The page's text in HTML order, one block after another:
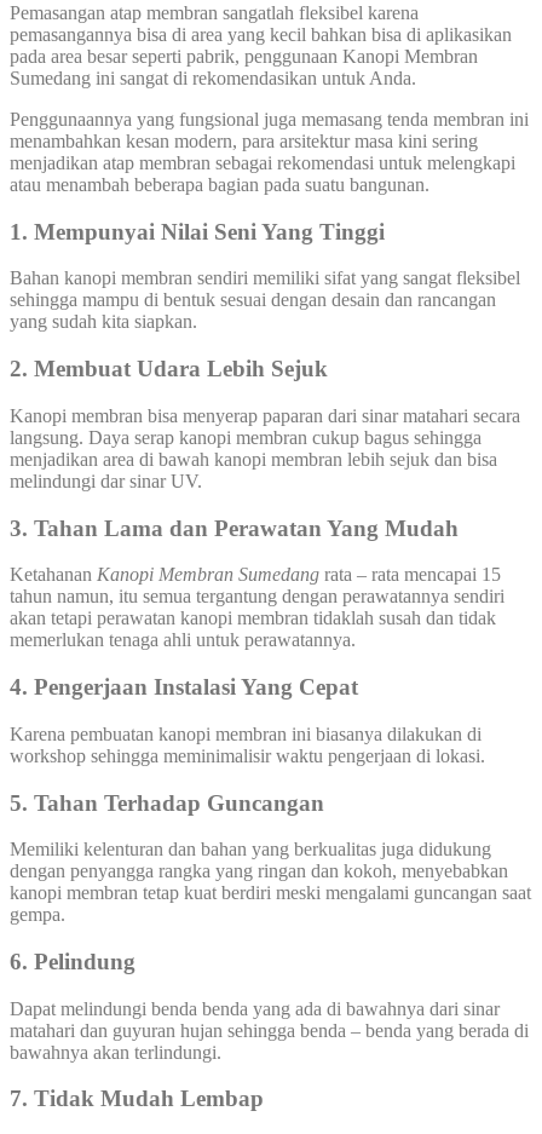
Pemasangan atap membran sangatlah fleksibel karena
pemasangannya bisa di area yang kecil bahkan bisa di aplikasikan
pada area besar seperti pabrik, penggunaan Kanopi Membran
Sumedang ini sangat di rekomendasikan untuk Anda.
Penggunaannya yang fungsional juga memasang tenda membran ini
menambahkan kesan modern, para arsitektur masa kini sering
menjadikan atap membran sebagai rekomendasi untuk melengkapi
atau menambah beberapa bagian pada suatu bangunan.
1. Mempunyai Nilai Seni Yang Tinggi
Bahan kanopi membran sendiri memiliki sifat yang sangat fleksibel
sehingga mampu di bentuk sesuai dengan desain dan rancangan
yang sudah kita siapkan.
2. Membuat Udara Lebih Sejuk
Kanopi membran bisa menyerap paparan dari sinar matahari secara
langsung. Daya serap kanopi membran cukup bagus sehingga
menjadikan area di bawah kanopi membran lebih sejuk dan bisa
melindungi dar sinar UV.
3. Tahan Lama dan Perawatan Yang Mudah
Ketahanan Kanopi Membran Sumedang rata – rata mencapai 15
tahun namun, itu semua tergantung dengan perawatannya sendiri
akan tetapi perawatan kanopi membran tidaklah susah dan tidak
memerlukan tenaga ahli untuk perawatannya.
4. Pengerjaan Instalasi Yang Cepat
Karena pembuatan kanopi membran ini biasanya dilakukan di
workshop sehingga meminimalisir waktu pengerjaan di lokasi.
5. Tahan Terhadap Guncangan
Memiliki kelenturan dan bahan yang berkualitas juga didukung
dengan penyangga rangka yang ringan dan kokoh, menyebabkan
kanopi membran tetap kuat berdiri meski mengalami guncangan saat
gempa.
6. Pelindung
Dapat melindungi benda benda yang ada di bawahnya dari sinar
matahari dan guyuran hujan sehingga benda – benda yang berada di
bawahnya akan terlindungi.
7. Tidak Mudah Lembap